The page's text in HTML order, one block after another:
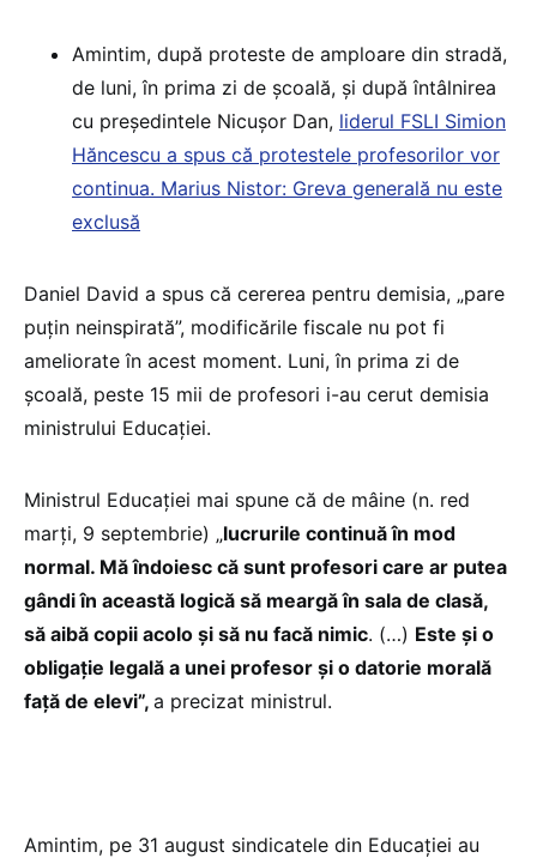
Amintim, după proteste de amploare din stradă,
de luni, în prima zi de școală, și după întâlnirea
cu președintele Nicușor Dan, liderul FSLI Simion
Hăncescu a spus că protestele profesorilor vor
continua. Marius Nistor: Greva generală nu este
exclusă
Daniel David a spus că cererea pentru demisia, „pare
puțin neinspirată”, modificările fiscale nu pot fi
ameliorate în acest moment. Luni, în prima zi de
școală, peste 15 mii de profesori i-au cerut demisia
ministrului Educației.
Ministrul Educației mai spune că de mâine (n. red
marți, 9 septembrie) „lucrurile continuă în mod
normal. Mă îndoiesc că sunt profesori care ar putea
gândi în această logică să meargă în sala de clasă,
să aibă copii acolo și să nu facă nimic. (…) Este și o
obligație legală a unei profesor și o datorie morală
față de elevi”, a precizat ministrul.
Amintim, pe 31 august sindicatele din Educației au